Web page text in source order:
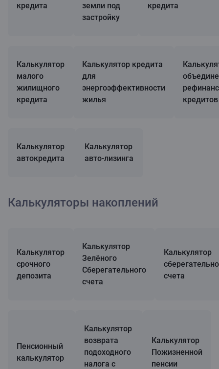
кредита
земли под
застройку
кредита
Калькулятор
малого
жилищного
кредита
Калькулятор кредита
для
энергоэффективности
жилья
кредитов
Калькулятор
автокредита
Калькулятор
авто-лизинга
Калькуляторы накоплений
Калькулятор
срочного
депозита
Калькулятор
Зелёного
Сберегательного
счета
Калькулятор
счета
Пенсионный
калькулятор
Калькулятор
возврата
подоходного
налога с
Калькулятор
Пожизненной
пенсии